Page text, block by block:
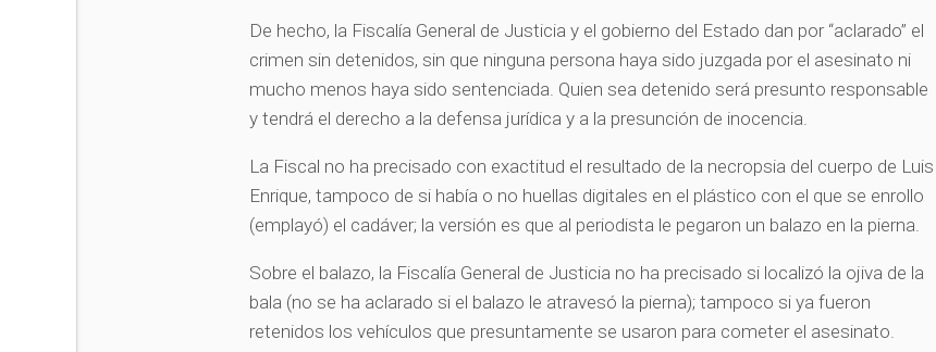
De hecho, la Fiscalía General de Justicia y el gobierno del Estado dan por “aclarado” el
crimen sin detenidos, sin que ninguna persona haya sido juzgada por el asesinato ni
mucho menos haya sido sentenciada. Quien sea detenido será presunto responsable
y tendrá el derecho a la defensa jurídica y a la presunción de inocencia.
La Fiscal no ha precisado con exactitud el resultado de la necropsia del cuerpo de Luis
Enrique, tampoco de si había o no huellas digitales en el plástico con el que se enrollo
(emplayó) el cadáver; la versión es que al periodista le pegaron un balazo en la pierna.
Sobre el balazo, la Fiscalía General de Justicia no ha precisado si localizó la ojiva de la
bala (no se ha aclarado si el balazo le atravesó la pierna); tampoco si ya fueron
retenidos los vehículos que presuntamente se usaron para cometer el asesinato.